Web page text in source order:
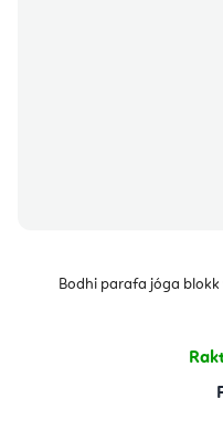
Bodhi parafa jóga blokk